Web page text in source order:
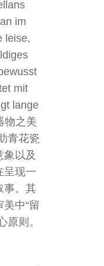
im
leise,
mit
lange
物之美
青花瓷
象以及
呈现一
事。其
中“留
原则。